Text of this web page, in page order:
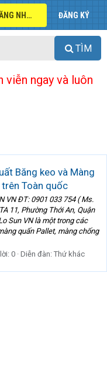
ĐĂNG NHẬP ĐĂNG KÝ
TÌM
ngay và luôn
Băng keo và Màng
Toàn quốc
VN ĐT: 0901 033 754 ( Ms.
11, Phường Thới An, Quận
Sun VN là một trong các
quấn Pallet, màng chống
0 Diễn đàn: Thứ khác